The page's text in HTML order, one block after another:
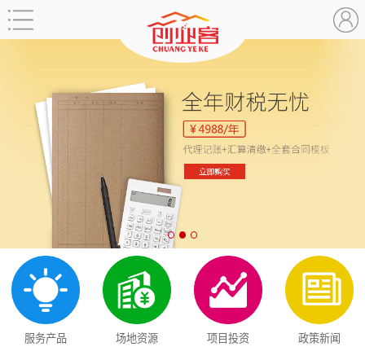
服务产品 场地资源 项目投资 政策新闻